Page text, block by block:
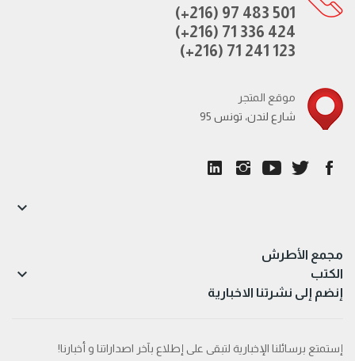
(+216) 97 483 501
(+216) 71 336 424
(+216) 71 241 123
موقع المتجر
95 شارع لندن، تونس
مجمع الأطرش

الكتب 
إنضم إلى نشرتنا الاخبارية
إستمتع برسائلنا الإخبارية لتبقى على إطلاع بآخر اصداراتنا و أخبارنا!